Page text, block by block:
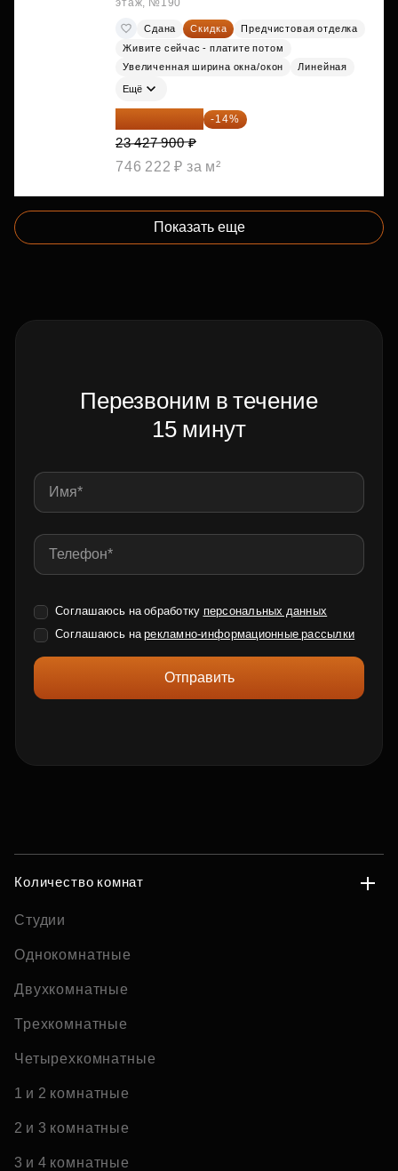
этаж, №190
Сдана Скидка
Предчистовая отделка
Живите сейчас - платите потом
Увеличенная ширина окна/окон
Линейная
Ещё
20 147 994 ₽ -14%
23 427 900 ₽
746 222 ₽ за м²
Показать еще
Перезвоним в течение
15 минут
Соглашаюсь на обработку персональных данных
Соглашаюсь нарекламно-информационные рассылки
Отправить
Количество комнат
Студии
Однокомнатные
Двухкомнатные
Трехкомнатные
Четырехкомнатные
1 и 2 комнатные
2 и 3 комнатные
3 и 4 комнатные